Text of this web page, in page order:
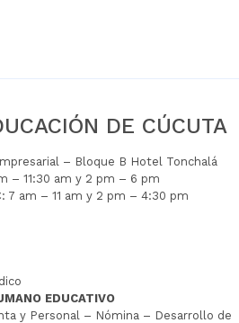
DE CÚCUTA
– Bloque B Hotel Tonchalá
– 11:30 am y 2 pm – 6 pm
7 am – 11 am y 2 pm – 4:30 pm
EDUCATIVO
y Personal – Nómina – Desarrollo de